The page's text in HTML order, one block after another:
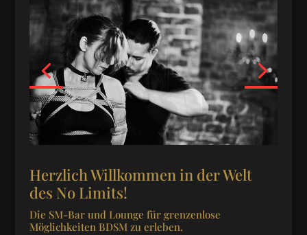
Herzlich Willkommen in der Welt
des No Limits!
Die SM-Bar und Lounge für grenzenlose
Möglichkeiten BDSM zu erleben.